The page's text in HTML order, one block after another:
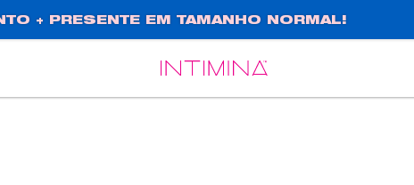
+ PRESENTE EM TAMANHO NORMAL!